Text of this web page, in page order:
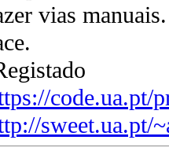
vias
code.ua.pt/
sweet.ua.pt/